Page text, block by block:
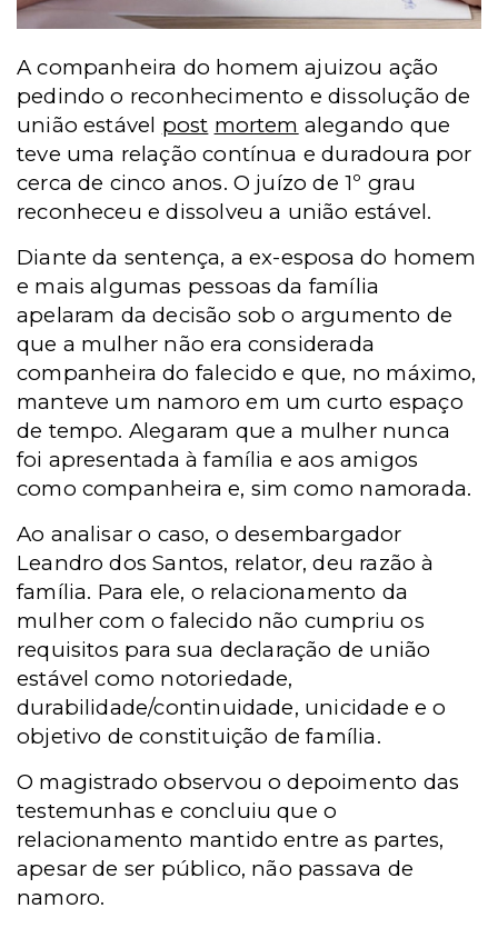
A companheira do homem ajuizou ação
pedindo o reconhecimento e dissolução de
união estável post mortem alegando que
teve uma relação contínua e duradoura por
cerca de cinco anos. O juízo de 1º grau
reconheceu e dissolveu a união estável.
Diante da sentença, a ex-esposa do homem
e mais algumas pessoas da família
apelaram da decisão sob o argumento de
que a mulher não era considerada
companheira do falecido e que, no máximo,
manteve um namoro em um curto espaço
de tempo. Alegaram que a mulher nunca
foi apresentada à família e aos amigos
como companheira e, sim como namorada.
Ao analisar o caso, o desembargador
Leandro dos Santos, relator, deu razão à
família. Para ele, o relacionamento da
mulher com o falecido não cumpriu os
requisitos para sua declaração de união
estável como notoriedade,
durabilidade/continuidade, unicidade e o
objetivo de constituição de família.
O magistrado observou o depoimento das
testemunhas e concluiu que o
relacionamento mantido entre as partes,
apesar de ser público, não passava de
namoro.